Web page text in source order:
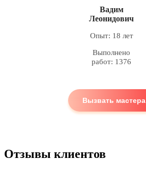
Вадим
Леонидович
Опыт: 18 лет
Выполнено
работ: 1376
Вызвать мастера
Отзывы клиентов